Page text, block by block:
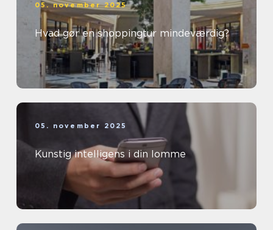
05. november 2025
Hvad gør en shoppingtur mindeværdig?
05. november 2025
Kunstig intelligens i din lomme